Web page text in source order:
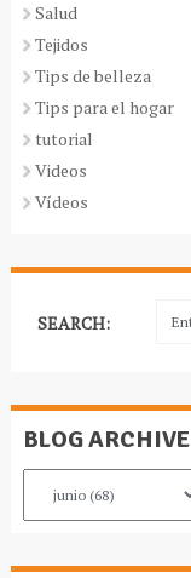
Salud
Tejidos
Tips de belleza
Tips para el hogar
tutorial
Videos
Vídeos
SEARCH:
BLOG ARCHIVE